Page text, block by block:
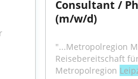
Consultant /
(m/w/d)
"...Metropolregion
Reisebereitschaft
Metropolregion